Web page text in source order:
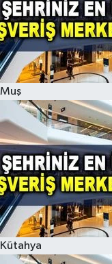
Muş
Kütahya